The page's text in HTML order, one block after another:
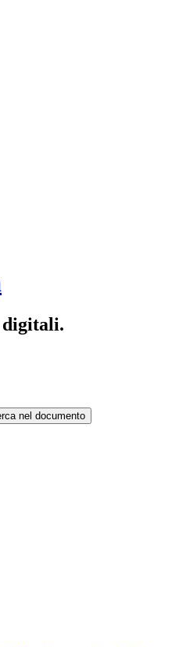
nel documento